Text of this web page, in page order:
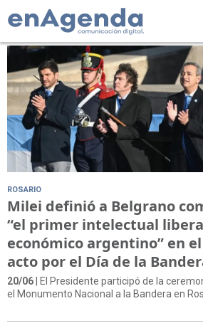
Tag: Rosario
ROSARIO
Milei definió a Belgrano
“el primer intelectual
económico argentino” en el
acto por el Día de la
20/06 | El Presidente participó de la
el Monumento Nacional a la Bandera en